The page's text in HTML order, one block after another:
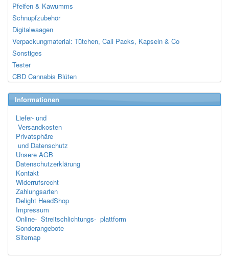
Pfeifen & Kawumms
Schnupfzubehör
Digitalwaagen
Verpackungmaterial: Tütchen, Cali Packs, Kapseln & Co
Sonstiges
Tester
CBD Cannabis Blüten
Informationen
Liefer- und
Versandkosten
Privatsphäre
und Datenschutz
Unsere AGB
Datenschutzerklärung
Kontakt
Widerrufsrecht
Zahlungsarten
Delight HeadShop
Impressum
Online- Streitschlichtungs- plattform
Sonderangebote
Sitemap